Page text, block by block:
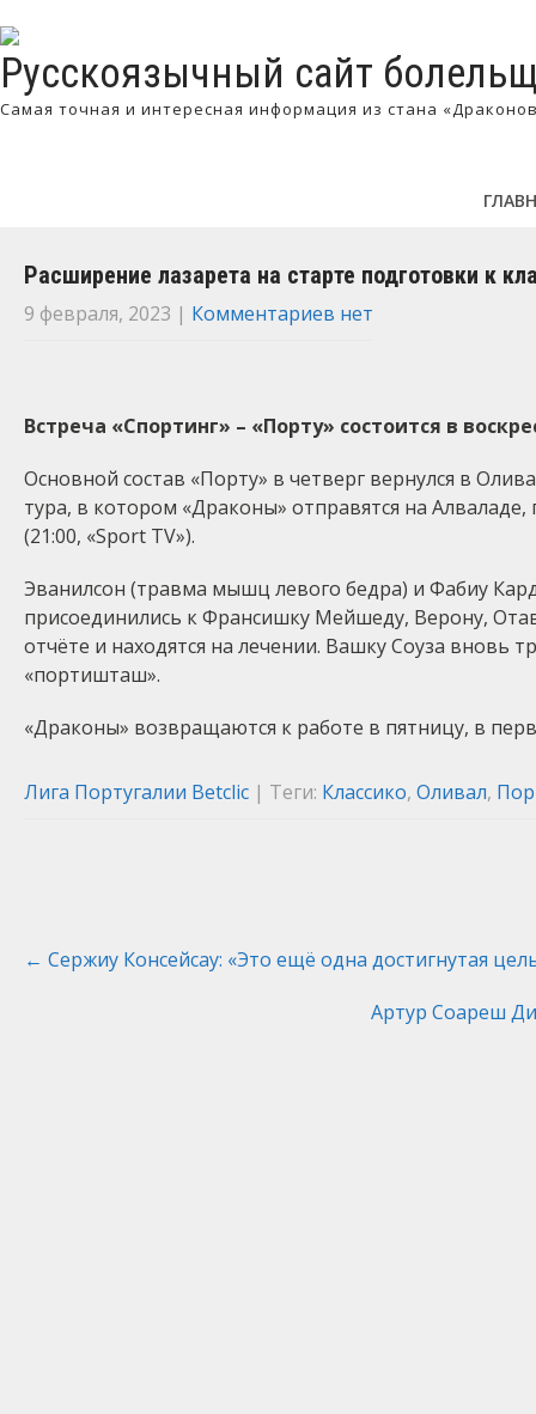
Русскоязычный сайт
Самая точная и интересная информация из стана
Расширение лазарета на старте подготовки к
9 февраля, 2023 | Комментариев нет
Встреча «Спортинг» – «Порту» состоится в
Основной состав «Порту» в четверг вернулся в
тура, в котором «Драконы» отправятся на
(21:00, «Sport TV»).
Эванилсон (травма мышц левого бедра) и Фабиу
присоединились к Франсишку Мейшеду, Верону,
отчёте и находятся на лечении. Вашку Соуза вновь
«портишташ».
«Драконы» возвращаются к работе в пятницу, в
Лига Португалии Betclic | Теги: Классико, Оливал,
Post
navigation
← Сержиу Консейсау: «Это ещё одна достигнутая
Артур Соареш